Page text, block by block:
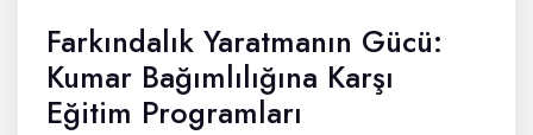
Farkındalık Yaratmanın Gücü:
Kumar Bağımlılığına Karşı
Eğitim Programları